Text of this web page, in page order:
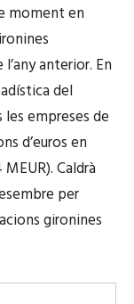
moment en
anterior. En
del
empreses de
d’euros en
Caldrà
per
gironines